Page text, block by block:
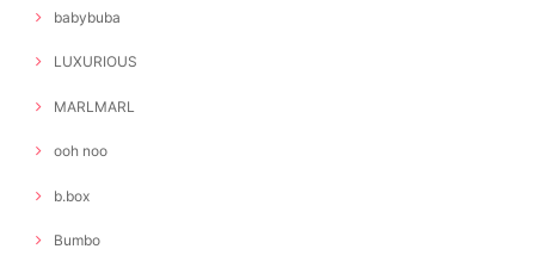
babybuba
LUXURIOUS
MARLMARL
ooh noo
b.box
Bumbo